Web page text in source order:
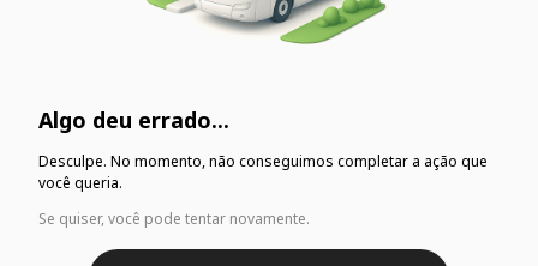
Algo deu errado...
Desculpe. No momento, não conseguimos completar a ação que
você queria.
Se quiser, você pode tentar novamente.